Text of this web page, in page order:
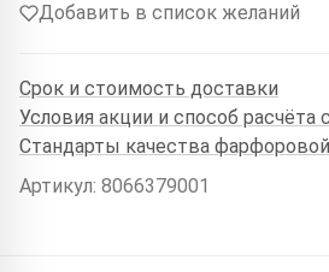
Добавить в список желаний
Срок и стоимость доставки
Условия акции и способ расчёта
Стандарты качества
Артикул: 8066379001